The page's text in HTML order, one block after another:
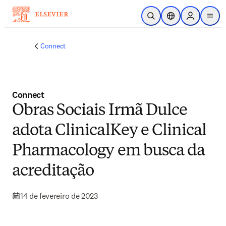
Ir para o conteúdo principal
Pesquisa aberta
Seletor deSign in to
menu
Connect
Connect
Obras Sociais Irmã Dulce
adota ClinicalKey e Clinical
Pharmacology em busca da
acreditação
14 de fevereiro de 2023